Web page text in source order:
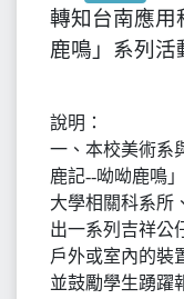
轉知台南應用
鹿鳴」系列活
說明：
一、本校美術系
鹿記--呦呦鹿鳴
大學相關科系所
出一系列吉祥公
戶外或室內的裝
並鼓勵學生踴躍